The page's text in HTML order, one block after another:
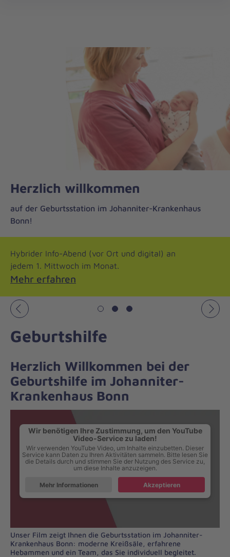
Herzlich willkommen
auf der Geburtsstation im Johanniter-Krankenhaus
Bonn!
Hybrider Info-Abend (vor Ort und digital) an
jedem 1. Mittwoch im Monat.
Mehr erfahren
Vorheriges
Geburtshilfe
Herzlich Willkommen bei der
Geburtshilfe im Johanniter-
Krankenhaus Bonn
Wir benötigen Ihre Zustimmung, um den YouTube
Video-Service zu laden!
Wir verwenden YouTube Video, um Inhalte einzubetten. Dieser
Service kann Daten zu Ihren Aktivitäten sammeln. Bitte lesen Sie
die Details durch und stimmen Sie der Nutzung des Service zu,
um diese Inhalte anzuzeigen.
Mehr Informationen Akzeptieren
Unser Film zeigt Ihnen die Geburtsstation im Johanniter-
Krankenhaus Bonn: moderne Kreißsäle, erfahrene
Hebammen und ein Team, das Sie individuell begleitet.